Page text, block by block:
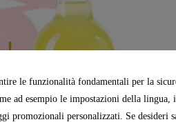
le funzionalità fondamentali per la
ad esempio le impostazioni della
promozionali personalizzati. Se desideri